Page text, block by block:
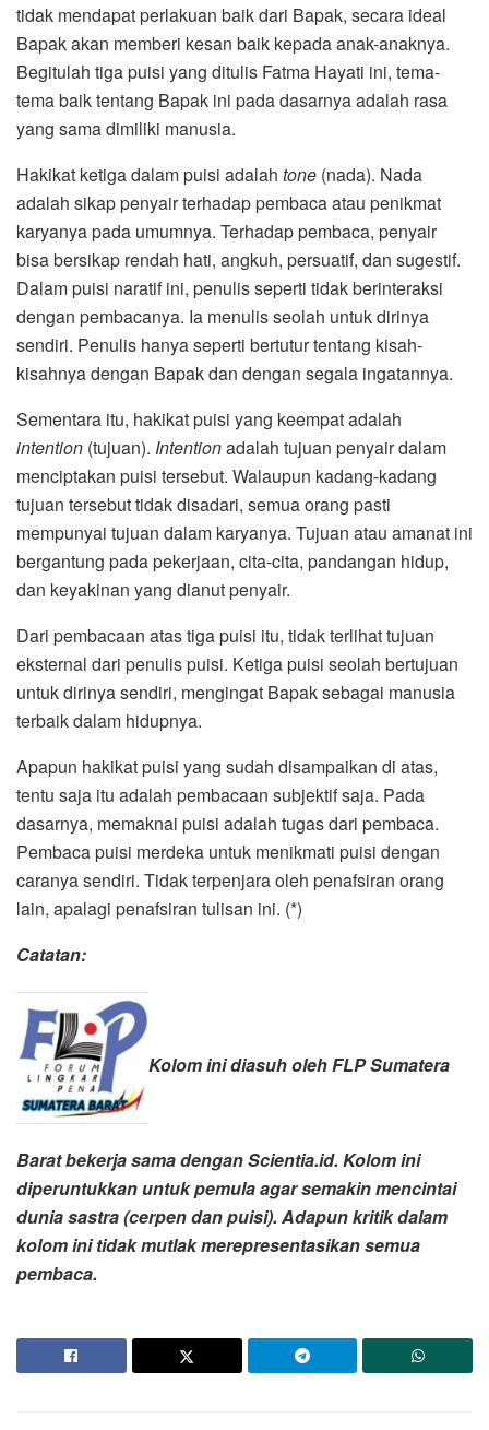
tidak mendapat perlakuan baik dari Bapak, secara ideal
Bapak akan memberi kesan baik kepada anak-anaknya.
Begitulah tiga puisi yang ditulis Fatma Hayati ini, tema-
tema baik tentang Bapak ini pada dasarnya adalah rasa
yang sama dimiliki manusia.
Hakikat ketiga dalam puisi adalah tone (nada). Nada
adalah sikap penyair terhadap pembaca atau penikmat
karyanya pada umumnya. Terhadap pembaca, penyair
bisa bersikap rendah hati, angkuh, persuatif, dan sugestif.
Dalam puisi naratif ini, penulis seperti tidak berinteraksi
dengan pembacanya. Ia menulis seolah untuk dirinya
sendiri. Penulis hanya seperti bertutur tentang kisah-
kisahnya dengan Bapak dan dengan segala ingatannya.
Sementara itu, hakikat puisi yang keempat adalah
intention (tujuan). Intentionadalah tujuan penyair dalam
menciptakan puisi tersebut. Walaupun kadang-kadang
tujuan tersebut tidak disadari, semua orang pasti
mempunyai tujuan dalam karyanya. Tujuan atau amanat ini
bergantung pada pekerjaan, cita-cita, pandangan hidup,
dan keyakinan yang dianut penyair.
Dari pembacaan atas tiga puisi itu, tidak terlihat tujuan
eksternal dari penulis puisi. Ketiga puisi seolah bertujuan
untuk dirinya sendiri, mengingat Bapak sebagai manusia
terbaik dalam hidupnya.
Apapun hakikat puisi yang sudah disampaikan di atas,
tentu saja itu adalah pembacaan subjektif saja. Pada
dasarnya, memaknai puisi adalah tugas dari pembaca.
Pembaca puisi merdeka untuk menikmati puisi dengan
caranya sendiri. Tidak terpenjara oleh penafsiran orang
lain, apalagi penafsiran tulisan ini. (*)
Catatan:
Kolom ini diasuh oleh FLP Sumatera
Barat bekerja sama dengan Scientia.id. Kolom ini
diperuntukkan untuk pemula agar semakin mencintai
dunia sastra (cerpen dan puisi). Adapun kritik dalam
kolom ini tidak mutlak merepresentasikan semua
pembaca.